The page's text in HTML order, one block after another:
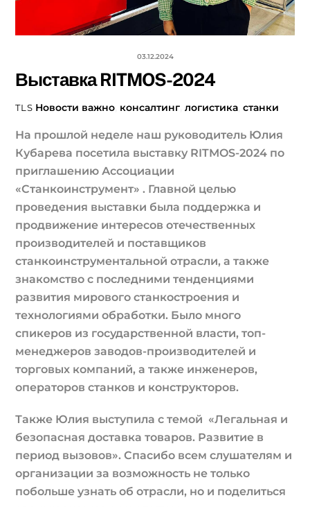
03.12.2024
Выставка RITMOS-2024
TLS Новости важно консалтинг ,логистика ,станки
На прошлой неделе наш руководитель Юлия
Кубарева посетила выставку RITMOS-2024 по
приглашению Ассоциации
«Станкоинструмент» . Главной целью
проведения выставки была поддержка и
продвижение интересов отечественных
производителей и поставщиков
станкоинструментальной отрасли, а также
знакомство с последними тенденциями
развития мирового станкостроения и
технологиями обработки. Было много
спикеров из государственной власти, топ-
менеджеров заводов-производителей и
торговых компаний, а также инженеров,
операторов станков и конструкторов.
Также Юлия выступила с темой «Легальная и
безопасная доставка товаров. Развитие в
период вызовов». Спасибо всем слушателям и
организации за возможность не только
побольше узнать об отрасли, но и поделиться